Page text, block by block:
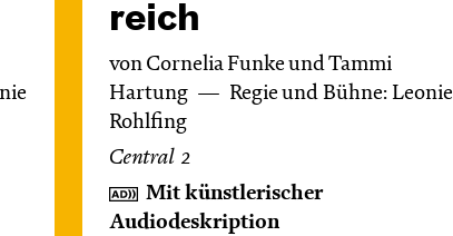
reich
von Cornelia Funke und Tammi
Hartung
Regie und Bühne: Leonie
Rohlfing
Central 2
Mit künstlerischer
Audiodeskription